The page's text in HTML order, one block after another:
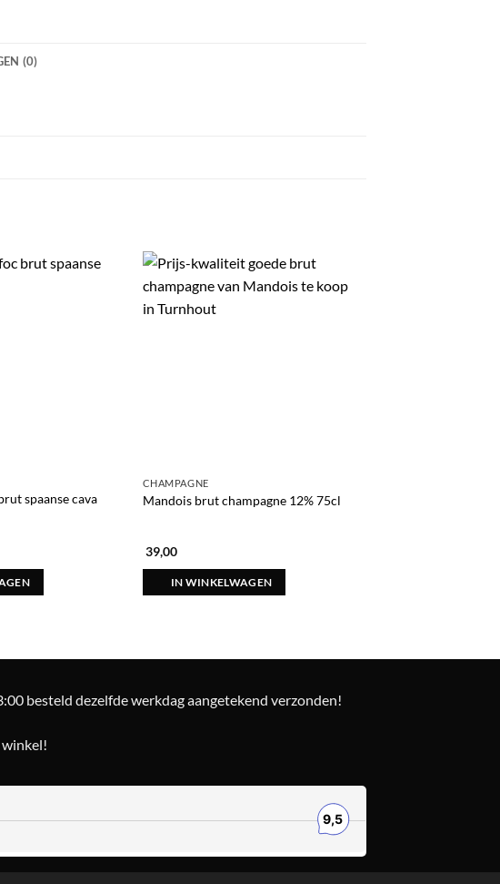
(0)
spaanse cava
CHAMPAGNE
Mandois brut champagne 12% 75cl
39,00
IN WINKELWAGEN
besteld dezelfde werkdag aangetekend verzonden!
winkel!